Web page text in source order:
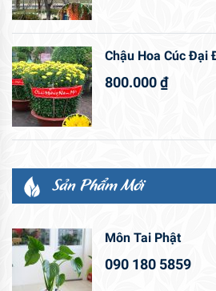
Chậu Hoa Cúc Đại
800.000₫
Sản Phẩm Mới
Môn Tai Phật
090 180 5859